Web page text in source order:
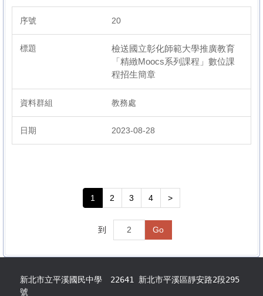
20
檢送國立彰化師範大學推廣教育
「精緻Moocs系列課程」數位課
程招生簡章
教務處
2023-08-28
1 2 3 4 >
到 Go
新北市立平溪國民中學 22641 新北市平溪區靜安路2段295
號